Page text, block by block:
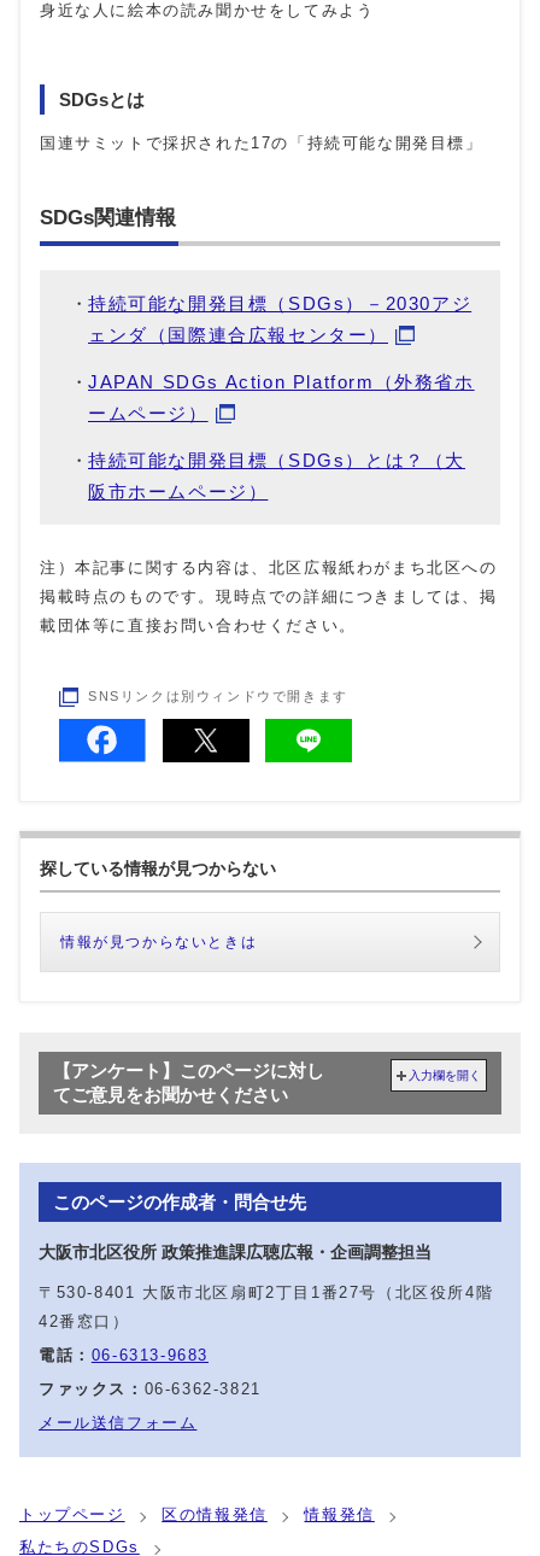
身近な人に絵本の読み聞かせをしてみよう
SDGsとは
国連サミットで採択された17の「持続可能な開発目標」
SDGs関連情報
持続可能な開発目標（SDGs）－2030アジ
ェンダ（国際連合広報センター）
JAPAN SDGs Action Platform（外務省ホ
ームページ）
持続可能な開発目標（SDGs）とは？（大
阪市ホームページ）
注）本記事に関する内容は、北区広報紙わがまち北区への
掲載時点のものです。現時点での詳細につきましては、掲
載団体等に直接お問い合わせください。
SNSリンクは別ウィンドウで開きます
探している情報が見つからない
情報が見つからないときは
【アンケート】このページに対し
てご意見をお聞かせください
入力欄を開く
このページの作成者・問合せ先
大阪市北区役所 政策推進課広聴広報・企画調整担当
〒530-8401 大阪市北区扇町2丁目1番27号（北区役所4階
42番窓口）
電話： 06-6313-9683
ファックス： 06-6362-3821
メール送信フォーム
トップページ 区の情報発信
情報発信
私たちのSDGs